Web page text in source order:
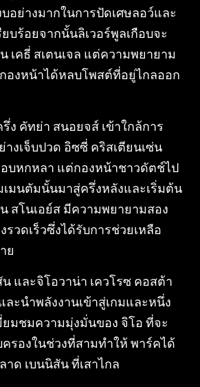
อย่างมากในการปัดเศษลอว์และ
บร้อยจากนั้นลิเวอร์พูลเกือบจะ
เคธี่ สเตนเจล แต่ความพยายาม
องหน้าได้หลบโพสต์ที่อยู่ไกลออก
ง คัทย่า สนอยจส์ เข้าใกล้การ
งเจ็บปวด อิซซี่ คริสเตียนเซ่น
บหกหลา แต่กองหน้าชาวดัตช์ไป
มนตัมนั้นมาสู่ครึ่งหลังและเริ่มต้น
สโนเอย์ส มีความพยายามสอง
วดเร็วซึ่งได้รับการช่วยเหลือ
ย
และจิโอวาน่า เควโรซ คอสต้า
ะนำพลังงานเข้าสู่เกมและหนึ่ง
ยมชมความมุ่งมั่นของ จิโอ ที่จะ
รองในช่วงที่สามทำให้ พาร์คได้
ด เบนนิสัน ที่เสาไกล